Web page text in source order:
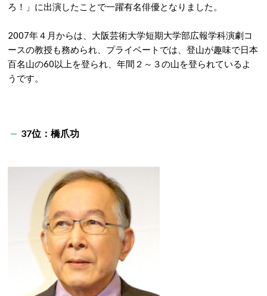
ろ！」に出演したことで一躍有名俳優となりました。
2007年４月からは、大阪芸術大学短期大学部広報学科演劇コ
ースの教授も務められ、プライベートでは、登山が趣味で日本
百名山の60以上を登られ、年間２～３の山を登られているよ
うです。
37位：橋爪功